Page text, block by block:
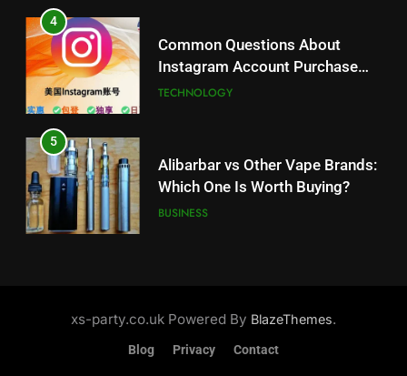
Which One Is Worth Buying?
BUSINESS
6
Performance, Convenience, and
User Experience
BUSINESS
7
Readers
4
Common Questions About
Instagram Account Purchase
and Market Development
TECHNOLOGY
5
Alibarbar vs Other Vape Brands:
Which One Is Worth Buying?
BUSINESS
User Experience
xs-party.co.uk Powered By BlazeThemes.
Blog Privacy Contact